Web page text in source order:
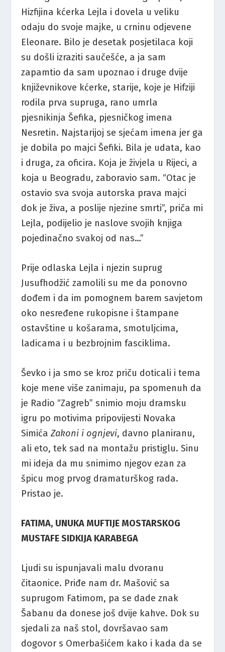
Hizfijina kćerka Lejla i dovela u veliku
odaju do svoje majke, u crninu odjevene
Eleonare. Bilo je desetak posjetilaca koji
su došli izraziti saučešće, a ja sam
zapamtio da sam upoznao i druge dvije
književnikove kćerke, starije, koje je Hifziji
rodila prva supruga, rano umrla
pjesnikinja Šefika, pjesničkog imena
Nesretin. Najstarijoj se sjećam imena jer ga
je dobila po majci Šefiki. Bila je udata, kao
i druga, za oficira. Koja je živjela u Rijeci, a
koja u Beogradu, zaboravio sam. “Otac je
ostavio sva svoja autorska prava majci
dok je živa, a poslije njezine smrti”, priča mi
Lejla, podijelio je naslove svojih knjiga
pojedinačno svakoj od nas…”
Prije odlaska Lejla i njezin suprug
Jusufhodžić zamolili su me da ponovno
dođem i da im pomognem barem savjetom
oko nesređene rukopisne i štampane
ostavštine u košarama, smotuljcima,
ladicama i u bezbrojnim fasciklima.
Ševko i ja smo se kroz priču doticali i tema
koje mene više zanimaju, pa spomenuh da
je Radio “Zagreb” snimio moju dramsku
igru po motivima pripovijesti Novaka
SimićaZakoni i ognjevi, davno planiranu,
ali eto, tek sad na montažu pristiglu. Sinu
mi ideja da mu snimimo njegov ezan za
špicu mog prvog dramaturškog rada.
Pristao je.
FATIMA, UNUKA MUFTIJE MOSTARSKOG
MUSTAFE SIDKIJA KARABEGA
Ljudi su ispunjavali malu dvoranu
čitaonice. Priđe nam dr. Mašović sa
suprugom Fatimom, pa se dade znak
Šabanu da donese još dvije kahve. Dok su
sjedali za naš stol, dovršavao sam
dogovor s Omerbašićem kako i kada da se